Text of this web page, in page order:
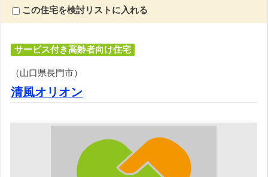
この住宅を検討リストに入れる
サービス付き高齢者向け住宅
（山口県長門市）
清風オリオン